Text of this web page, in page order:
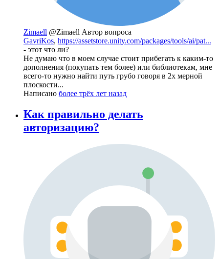
Zimaell @Zimaell Автор вопроса
GavriKos, https://assetstore.unity.com/packages/tools/ai/pat...
- этот что ли?
Не думаю что в моем случае стоит прибегать к каким-то
дополнения (покупать тем более) или библиотекам, мне
всего-то нужно найти путь грубо говоря в 2х мерной
плоскости...
Написано более трёх лет назад
Как правильно делать
авторизацию?